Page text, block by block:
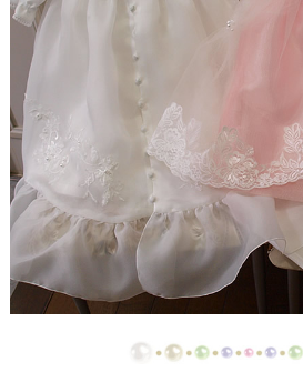
【ドレスリメイク】フラワーモチ
【ドレスリメイク】ふわふわオ
ーウェイベビードレス
【ドレスリメイク】ベビードレ
【ドレスリメイク】ママとお揃
レス
【ドレス＆ベールリメイク】ラブ